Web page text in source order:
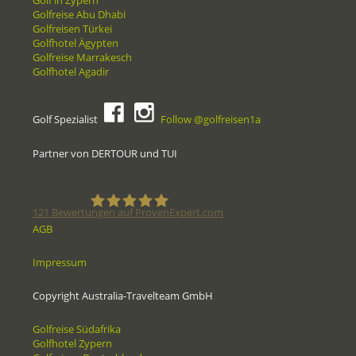
Golfreise Abu Dhabi
Golfreisen Türkei
Golfhotel Ägypten
Golfreise Marrakesch
Golfhotel Agadir
Golf Spezialist Follow @golfreisen1a
Partner von DERTOUR und TUI
Spezialisten
121 Bewertungen auf ProvenExpert.com
AGB
Impressum
Copyright Australia-Travelteam GmbH
Golfreise Südafrika
Golfhotel Zypern